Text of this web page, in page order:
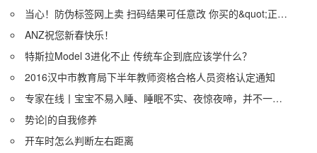
当心！防伪标签网上卖 扫码结果可任意改 你买的&quot;正品&quot;未必是正品
ANZ祝您新春快乐！
特斯拉Model 3进化不止 传统车企到底应该学什么？
2016汉中市教育局下半年教师资格合格人员资格认定通知
专家在线丨宝宝不易入睡、睡眠不实、夜惊夜啼，并不一定就是缺钙，而是缺它……
势论|的自我修养
开车时怎么判断左右距离